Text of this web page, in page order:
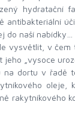
hydratační
naší
vysvětlit, v čem
„vysoce
dortu v řadě
oleje,
rakytníkového